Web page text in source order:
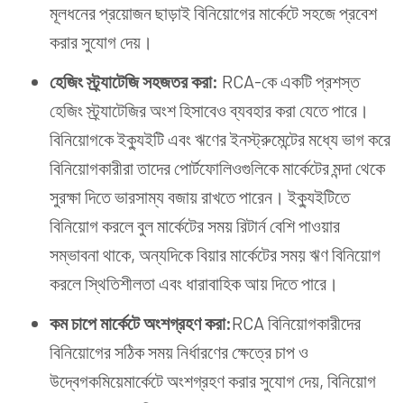
মূলধনের প্রয়োজন ছাড়াই বিনিয়োগের মার্কেটে সহজে প্রবেশ
করার সুযোগ দেয়।
হেজিংস্ট্র্যাটেজিসহজতর করা: RCA-কে একটি প্রশস্ত
হেজিং স্ট্র্যাটেজির অংশ হিসাবেও ব্যবহার করা যেতে পারে।
বিনিয়োগকে ইক্যুইটি এবং ঋণের ইনস্ট্রুমেন্টের মধ্যে ভাগ করে
বিনিয়োগকারীরা তাদের পোর্টফোলিওগুলিকে মার্কেটের মন্দা থেকে
সুরক্ষা দিতে ভারসাম্য বজায় রাখতে পারেন। ইক্যুইটিতে
বিনিয়োগ করলে বুল মার্কেটের সময় রিটার্ন বেশি পাওয়ার
সম্ভাবনা থাকে, অন্যদিকে বিয়ার মার্কেটের সময় ঋণ বিনিয়োগ
করলে স্থিতিশীলতা এবং ধারাবাহিক আয় দিতে পারে।
কম চাপেমার্কেটেঅংশগ্রহণকরা:RCA বিনিয়োগকারীদের
বিনিয়োগের সঠিক সময় নির্ধারণের ক্ষেত্রে চাপ ও
উদ্বেগকমিয়েমার্কেটে অংশগ্রহণ করার সুযোগ দেয়, বিনিয়োগ